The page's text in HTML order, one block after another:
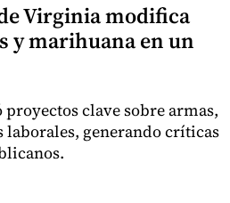
Virginia modifica
y marihuana en un
clave sobre armas,
laborales, generando críticas